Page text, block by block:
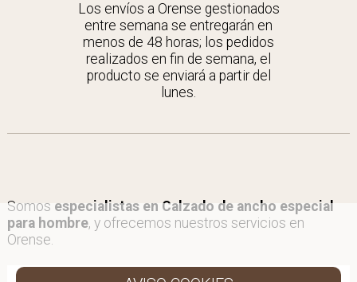
Los envíos a Orense gestionados
entre semana se entregarán en
menos de 48 horas; los pedidos
realizados en fin de semana, el
producto se enviará a partir del
lunes.
Somos especialistas en Calzado de ancho especial
para hombre, y ofrecemos nuestros servicios en
Orense.